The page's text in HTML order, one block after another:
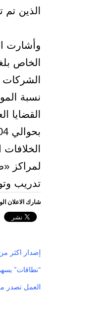
الذين تم
وأشارت
القضايا
لمراكز
تدريب
شارك الاعلان
إصدار اكثر
“نطاقات”
العمل تصدر